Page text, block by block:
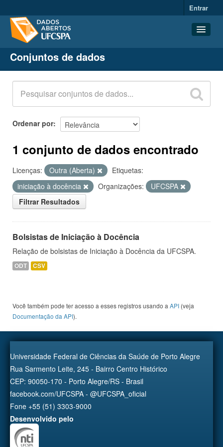
Entrar
Conjuntos de dados
Organizações
Grupos
Sobre
Conjuntos de dados
Ordenar por
1 conjunto de dados encontrado
Licenças: Outra (Aberta)
Etiquetas:
iniciação à docência
Organizações:
UFCSPA
Filtrar Resultados
Bolsistas de Iniciação à Docência
Relação de bolsistas de Iniciação à Docência da UFCSPA.
ODT CSV
Você também pode ter acesso a esses registros usando a API (veja
Documentação da API).
Universidade Federal de Ciências da Saúde de Porto Alegre
Rua Sarmento Leite, 245 - Bairro Centro Histórico
CEP: 90050-170 - Porto Alegre/RS - Brasil
facebook.com/UFCSPA - @UFCSPA_oficial
Fone +55 (51) 3303-9000
Desenvolvido pelo